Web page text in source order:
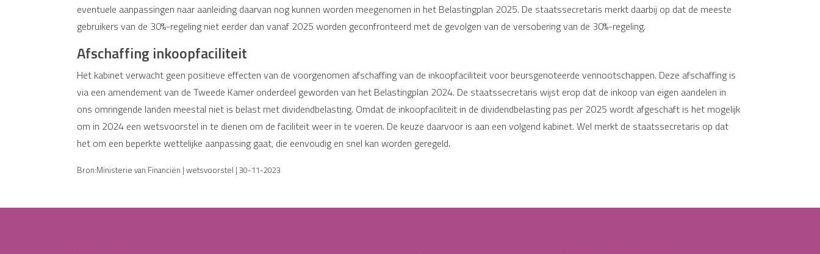
eventuele aanpassingen naar aanleiding daarvan nog kunnen worden meegenomen in het Belastingplan 2025. De staatssecretaris merkt daarbij op dat de meeste
gebruikers van de 30%-regeling niet eerder dan vanaf 2025 worden geconfronteerd met de gevolgen van de versobering van de 30%-regeling.
Afschaffing inkoopfaciliteit
Het kabinet verwacht geen positieve effecten van de voorgenomen afschaffing van de inkoopfaciliteit voor beursgenoteerde vennootschappen. Deze afschaffing is
via een amendement van de Tweede Kamer onderdeel geworden van het Belastingplan 2024. De staatssecretaris wijst erop dat de inkoop van eigen aandelen in
ons omringende landen meestal niet is belast met dividendbelasting. Omdat de inkoopfaciliteit in de dividendbelasting pas per 2025 wordt afgeschaft is het mogelijk
om in 2024 een wetsvoorstel in te dienen om de faciliteit weer in te voeren. De keuze daarvoor is aan een volgend kabinet. Wel merkt de staatssecretaris op dat
het om een beperkte wettelijke aanpassing gaat, die eenvoudig en snel kan worden geregeld.
Bron:Ministerie van Financiën | wetsvoorstel | 30-11-2023